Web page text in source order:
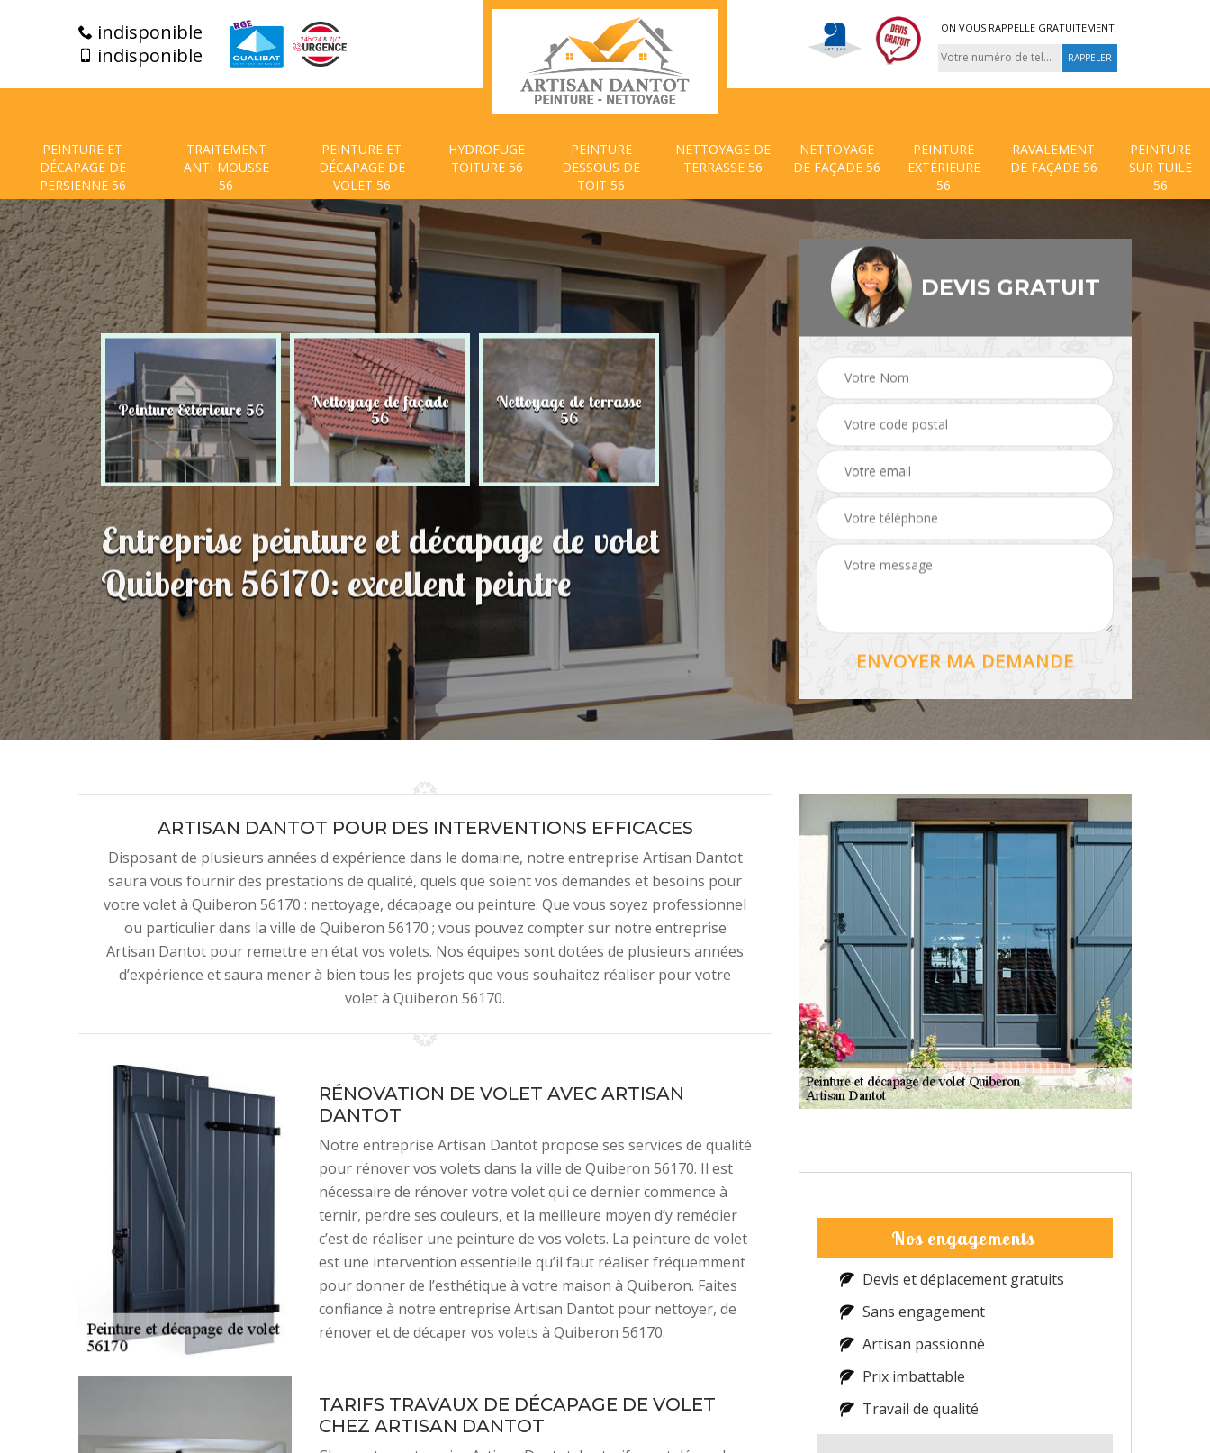
indisponible
indisponible
ON VOUS RAPPELLE GRATUITEMENT
PEINTURE ET
DÉCAPAGE DE
PERSIENNE 56
TRAITEMENT
ANTI MOUSSE
56
PEINTURE ET
DÉCAPAGE DE
VOLET 56
HYDROFUGE
TOITURE 56
PEINTURE
DESSOUS DE
TOIT 56
NETTOYAGE DE
TERRASSE 56
NETTOYAGE
DE FAÇADE 56
PEINTURE
EXTÉRIEURE
56
RAVALEMENT
DE FAÇADE 56
PEINTURE
SUR TUILE
56
de facade Peinture Extérieure 56 Nettoyage de façade
56
Nettoyage de terrasse
56
Peinture dessous de Hydrofuge toiture 56 Traitement anti
Entreprise peinture et décapage de volet
Quiberon 56170: excellent peintre
DEVIS GRATUIT
ARTISAN DANTOT POUR DES INTERVENTIONS EFFICACES
Disposant de plusieurs années d'expérience dans le domaine, notre entreprise Artisan Dantot
saura vous fournir des prestations de qualité, quels que soient vos demandes et besoins pour
votre volet à Quiberon 56170 : nettoyage, décapage ou peinture. Que vous soyez professionnel
ou particulier dans la ville de Quiberon 56170 ; vous pouvez compter sur notre entreprise
Artisan Dantot pour remettre en état vos volets. Nos équipes sont dotées de plusieurs années
d’expérience et saura mener à bien tous les projets que vous souhaitez réaliser pour votre
volet à Quiberon 56170.
RÉNOVATION DE VOLET AVEC ARTISAN
DANTOT
Notre entreprise Artisan Dantot propose ses services de qualité
pour rénover vos volets dans la ville de Quiberon 56170. Il est
nécessaire de rénover votre volet qui ce dernier commence à
ternir, perdre ses couleurs, et la meilleure moyen d’y remédier
c’est de réaliser une peinture de vos volets. La peinture de volet
est une intervention essentielle qu’il faut réaliser fréquemment
pour donner de l’esthétique à votre maison à Quiberon. Faites
confiance à notre entreprise Artisan Dantot pour nettoyer, de
rénover et de décaper vos volets à Quiberon 56170.
TARIFS TRAVAUX DE DÉCAPAGE DE VOLET
CHEZ ARTISAN DANTOT
Nos engagements
Devis et déplacement gratuits
Sans engagement
Artisan passionné
Prix imbattable
Travail de qualité